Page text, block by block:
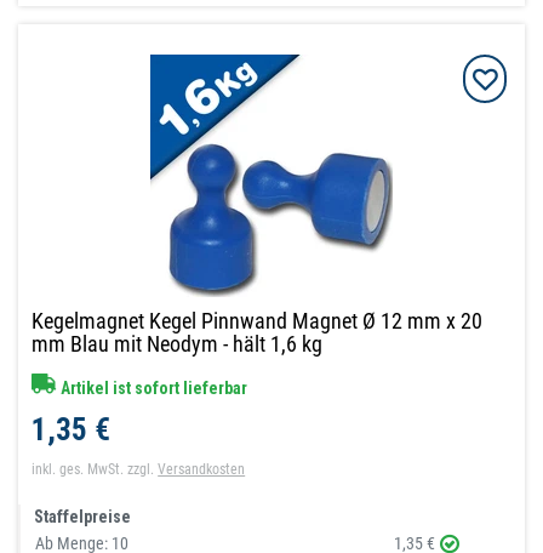
Kegelmagnet Kegel Pinnwand Magnet Ø 12 mm x 20
mm Blau mit Neodym - hält 1,6 kg
Artikel ist sofort lieferbar
1,35 €
inkl. ges. MwSt. zzgl.Versandkosten
Staffelpreise
Ab Menge: 10
1,35 €